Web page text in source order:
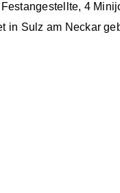
4
in Sulz am Neckar